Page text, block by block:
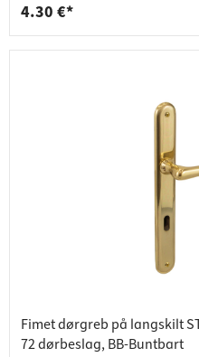
4.30 €*
Fimet dørgreb på langskilt
72 dørbeslag, BB-Buntbart